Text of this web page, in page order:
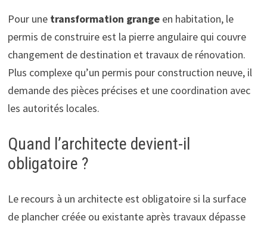
Pour une transformation grangeen habitation, le
permis de construire est la pierre angulaire qui couvre
changement de destination et travaux de rénovation.
Plus complexe qu’un permis pour construction neuve, il
demande des pièces précises et une coordination avec
les autorités locales.
Quand l’architecte devient-il
obligatoire ?
Le recours à un architecte est obligatoire si la surface
de plancher créée ou existante après travaux dépasse